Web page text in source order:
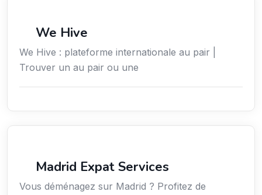
We Hive
We Hive : plateforme internationale au pair |
Trouver un au pair ou une
Madrid Expat Services
Vous déménagez sur Madrid ? Profitez de